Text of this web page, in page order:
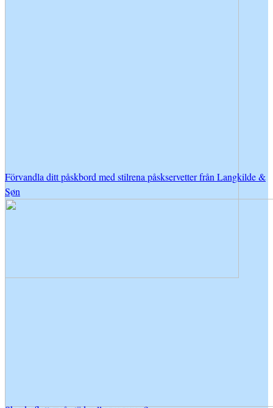
Förvandla ditt påskbord med stilrena påskservetter från Langkilde &
Søn